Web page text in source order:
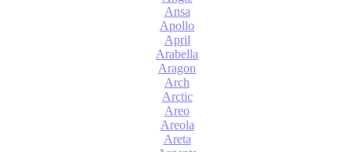
Ansa
Apollo
April
Arabella
Aragon
Arch
Arctic
Areo
Areola
Areta